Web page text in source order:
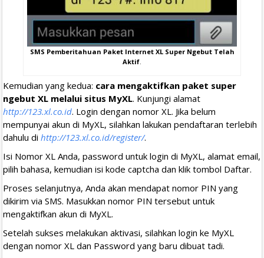
SMS Pemberitahuan Paket Internet XL Super Ngebut Telah
Aktif.
Kemudian yang kedua: cara mengaktifkan paket super
ngebut XL melalui situs MyXL. Kunjungi alamat
http://123.xl.co.id. Login dengan nomor XL. Jika belum
mempunyai akun di MyXL, silahkan lakukan pendaftaran terlebih
dahulu di http://123.xl.co.id/register/.
Isi Nomor XL Anda, password untuk login di MyXL, alamat email,
pilih bahasa, kemudian isi kode captcha dan klik tombol Daftar.
Proses selanjutnya, Anda akan mendapat nomor PIN yang
dikirim via SMS. Masukkan nomor PIN tersebut untuk
mengaktifkan akun di MyXL.
Setelah sukses melakukan aktivasi, silahkan login ke MyXL
dengan nomor XL dan Password yang baru dibuat tadi.